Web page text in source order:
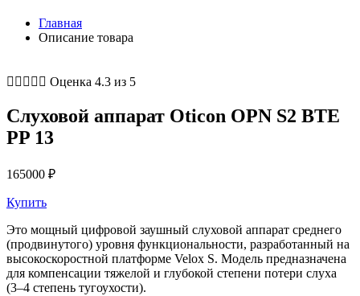
Главная
Описание товара
     Оценка 4.3 из 5
Слуховой аппарат Oticon OPN S2 BTE
PP 13
165000 ₽
Купить
Это мощный цифровой заушный слуховой аппарат среднего
(продвинутого) уровня функциональности, разработанный на
высокоскоростной платформе Velox S. Модель предназначена
для компенсации тяжелой и глубокой степени потери слуха
(3–4 степень тугоухости).